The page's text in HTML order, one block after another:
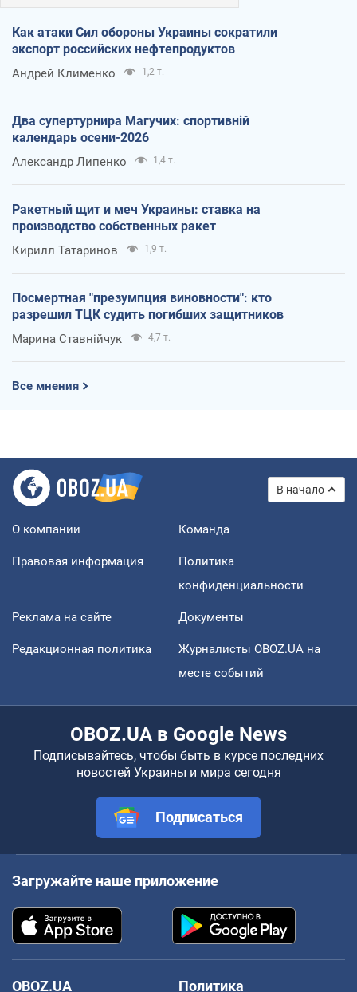
Как атаки Сил обороны Украины сократили
экспорт российских нефтепродуктов
Андрей Клименко 1,2 т.
Два супертурнира Магучих: спортивній
календарь осени-2026
Александр Липенко 1,4 т.
Ракетный щит и меч Украины: ставка на
производство собственных ракет
Кирилл Татаринов 1,9 т.
Посмертная "презумпция виновности": кто
разрешил ТЦК судить погибших защитников
Марина Ставнійчук 4,7 т.
Все мнения
В начало
О компании Команда
Правовая информация
Политика
конфиденциальности
Реклама на сайте Документы
Редакционная политика
Журналисты OBOZ.UA на
месте событий
OBOZ.UA в Google News
Подписывайтесь, чтобы быть в курсе последних
новостей Украины и мира сегодня
Подписаться
Загружайте наше приложение
OBOZ.UA
Политика